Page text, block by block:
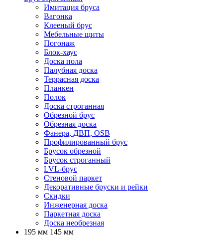
Имитация бруса
Вагонка
Клееный брус
Мебельные щиты
Погонаж
Блок-хаус
Доска пола
Палубная доска
Террасная доска
Планкен
Полок
Доска строганная
Обрезной брус
Обрезная доска
Фанера, ДВП, OSB
Профилированный брус
Брусок обрезной
Брусок строганный
LVL-брус
Стеновой паркет
Декоративные бруски и рейки
Скидки
Инженерная доска
Паркетная доска
Доска необрезная
195 мм 145 мм